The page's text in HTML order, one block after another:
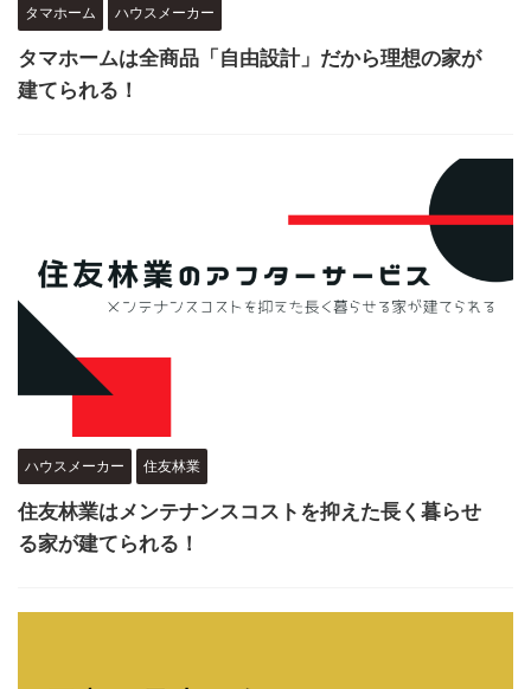
タマホーム ハウスメーカー
タマホームは全商品「自由設計」だから理想の家が
建てられる！
ハウスメーカー 住友林業
住友林業はメンテナンスコストを抑えた長く暮らせ
る家が建てられる！